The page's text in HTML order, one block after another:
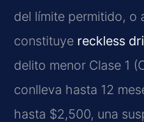
del límite permitido, o
constituye reckless
delito menor Clase 1
conlleva hasta 12
hasta $2,500, una